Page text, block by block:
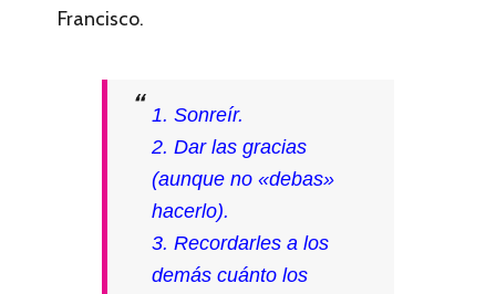
Francisco.
1. Sonreír.
2. Dar las gracias
(aunque no «debas»
hacerlo).
3. Recordarles a los
demás cuánto los